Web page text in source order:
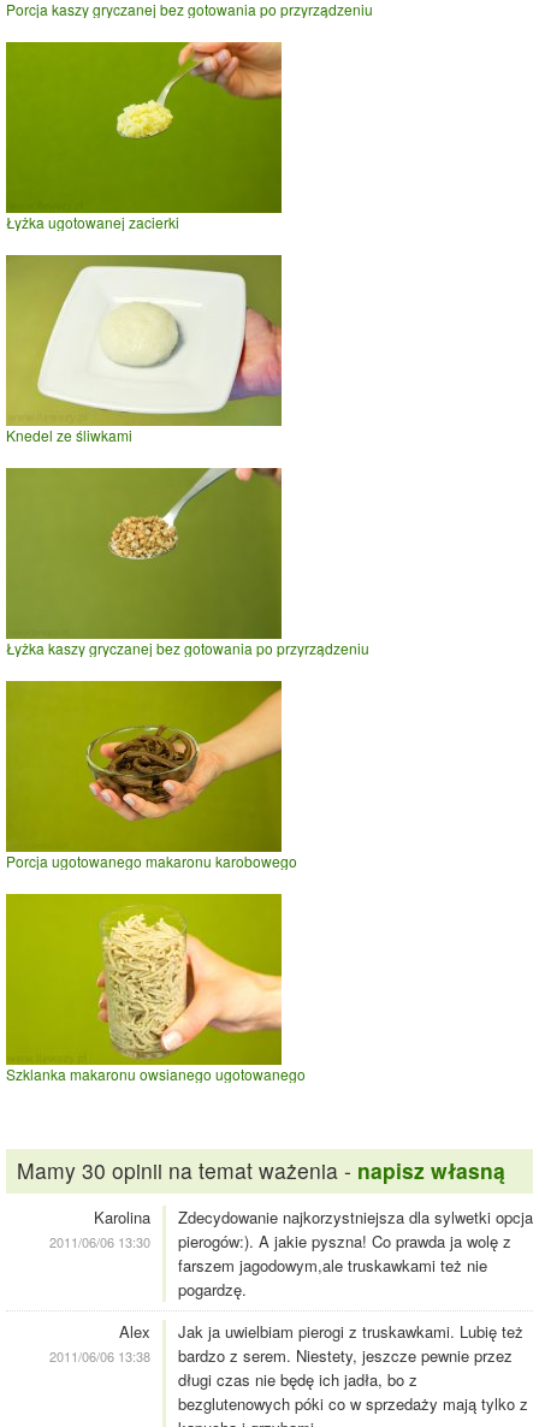
Porcja kaszy gryczanej bez gotowania po przyrządzeniu
Łyżka ugotowanej zacierki
Knedel ze śliwkami
Łyżka kaszy gryczanej bez gotowania po przyrządzeniu
Porcja ugotowanego makaronu karobowego
Szklanka makaronu owsianego ugotowanego
Mamy 30 opinii na temat ważenia - napisz własną
Karolina
2011/06/06 13:30
Zdecydowanie najkorzystniejsza dla sylwetki opcja
pierogów:). A jakie pyszna! Co prawda ja wolę z
farszem jagodowym,ale truskawkami też nie
pogardzę.
Alex
2011/06/06 13:38
Jak ja uwielbiam pierogi z truskawkami. Lubię też
bardzo z serem. Niestety, jeszcze pewnie przez
długi czas nie będę ich jadła, bo z
bezglutenowych póki co w sprzedaży mają tylko z